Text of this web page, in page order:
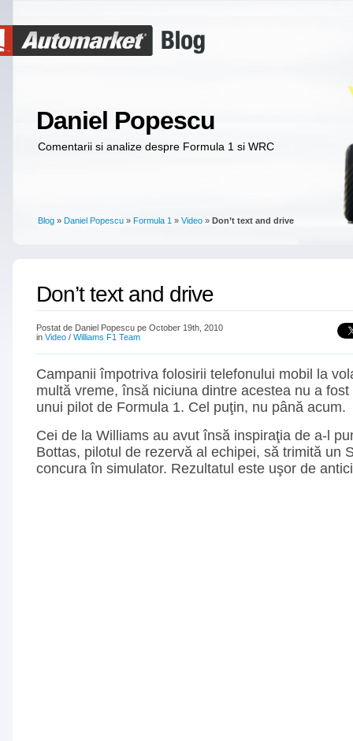
Daniel Popescu
Comentarii si analize despre Formula 1 si WRC
Blog » Daniel Popescu » Formula 1 » Video » Don’t text and drive
Don’t text and drive
Postat de Daniel Popescu pe October 19th, 2010
in Video / Williams F1 Team
Campanii împotriva folosirii telefonului mobil la
multă vreme, însă niciuna dintre acestea nu a
unui pilot de Formula 1. Cel puţin, nu până acum.
Cei de la Williams au avut însă inspiraţia de a-l
Bottas, pilotul de rezervă al echipei, să trimită un
concura în simulator. Rezultatul este uşor de